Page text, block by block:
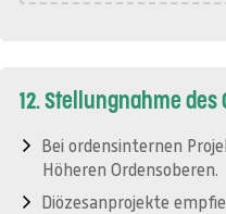
12. Stellungnahme des
Bei ordensinternen
Höheren Ordensoberen.
Diözesanprojekte